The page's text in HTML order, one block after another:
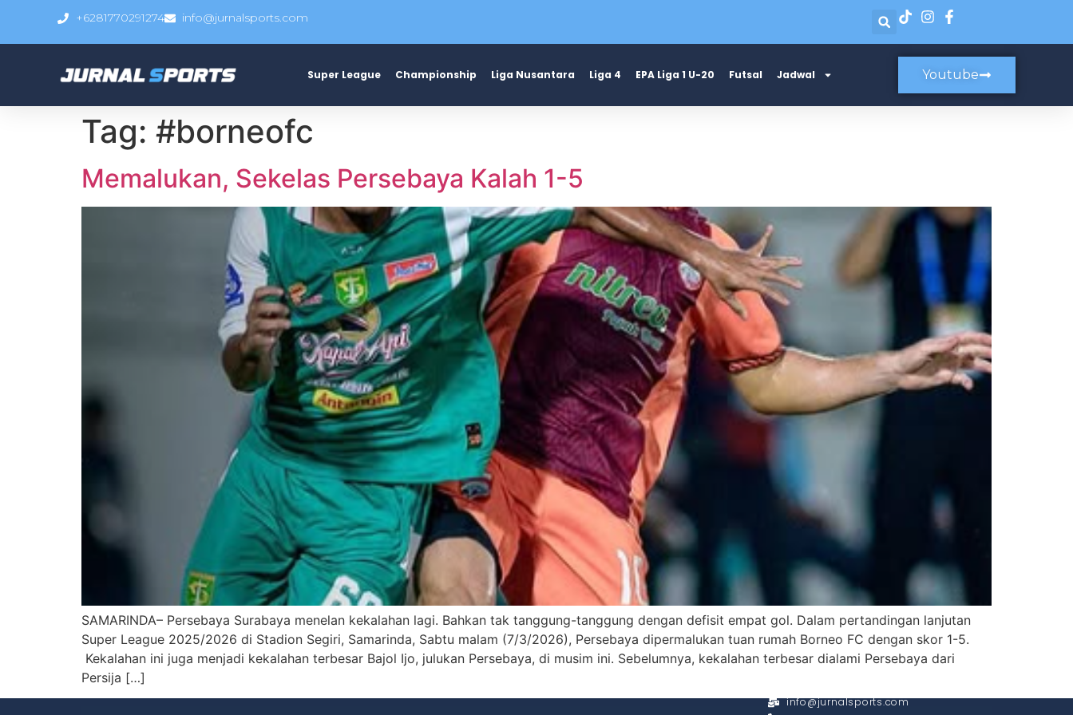
+6281770291274 info@jurnalsports.com
Super League Championship Liga Nusantara Liga 4 EPA Liga 1 U-20 Futsal Jadwal Youtube
Tag: #borneofc
Memalukan, Sekelas Persebaya Kalah 1-5
SAMARINDA– Persebaya Surabaya menelan kekalahan lagi. Bahkan tak tanggung-tanggung dengan defisit empat gol. Dalam pertandingan lanjutan
Super League 2025/2026 di Stadion Segiri, Samarinda, Sabtu malam (7/3/2026), Persebaya dipermalukan tuan rumah Borneo FC dengan skor 1-5.
Kekalahan ini juga menjadi kekalahan terbesar Bajol Ijo, julukan Persebaya, di musim ini. Sebelumnya, kekalahan terbesar dialami Persebaya dari
Persija […]
info@jurnalsports.com